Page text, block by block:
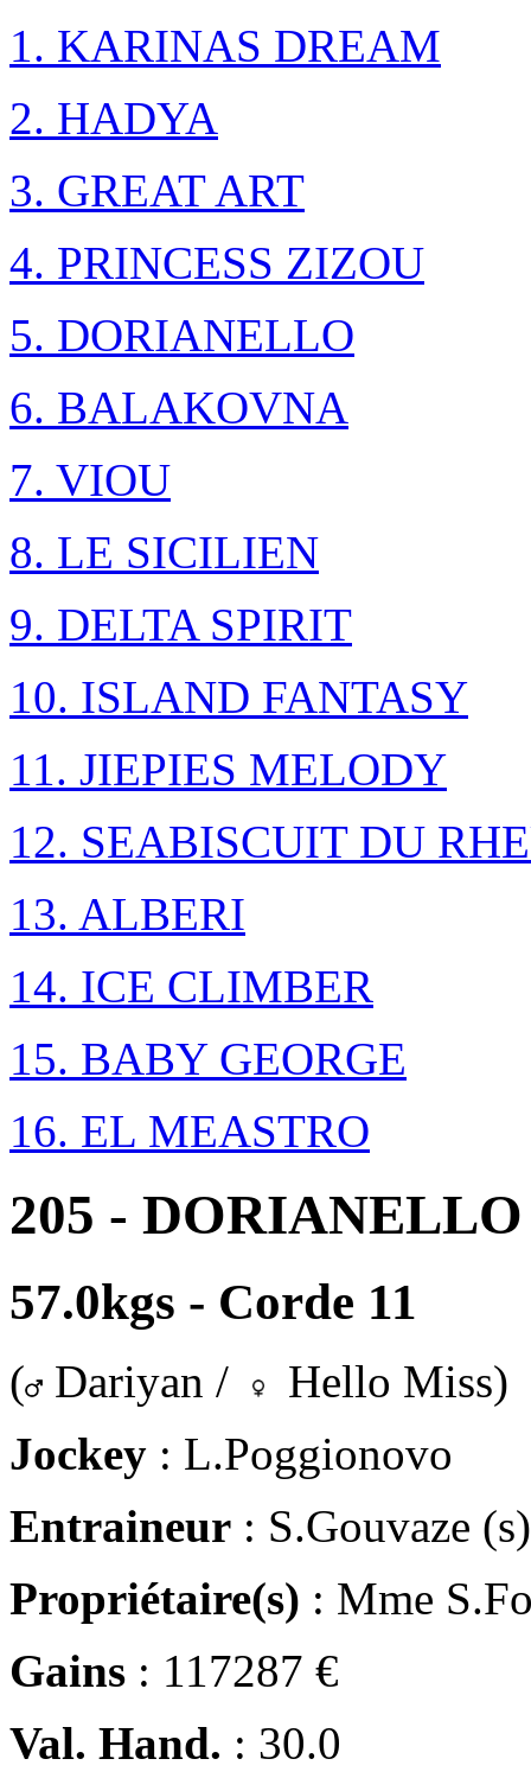
1. KARINAS DREAM
2. HADYA
3. GREAT ART
4. PRINCESS ZIZOU
5. DORIANELLO
6. BALAKOVNA
7. VIOU
8. LE SICILIEN
9. DELTA SPIRIT
10. ISLAND FANTASY
11. JIEPIES MELODY
12. SEABISCUIT DU
13. ALBERI
14. ICE CLIMBER
15. BABY GEORGE
16. EL MEASTRO
205 -
57.0kgs - Corde 11
( Dariyan /
Hello Miss)
Jockey : L.Poggionovo
Entraineur : S.Gouvaze (s)
Propriétaire(s) : Mme
Gains : 117287 €
Val. Hand. : 30.0